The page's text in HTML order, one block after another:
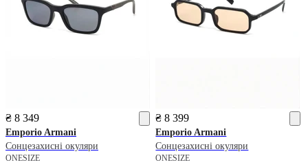
₴ 8 349
Emporio Armani
Сонцезахисні окуляри
ONESIZE
₴ 8 399
Emporio Armani
Сонцезахисні окуляри
ONESIZE